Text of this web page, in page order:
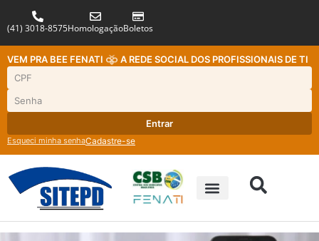
(41) 3018-8575HomologaçãoBoletos
VEM PRA BEE FENATI A REDE SOCIAL DOS PROFISSIONAIS DE TI
Entrar
Esqueci minha senhaCadastre-se